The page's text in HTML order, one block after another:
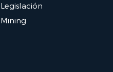
Legislación
Mining